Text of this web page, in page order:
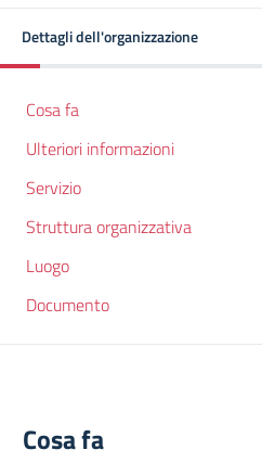
Dettagli dell'organizzazione
Cosa fa
Ulteriori informazioni
Servizio
Struttura organizzativa
Luogo
Documento
Cosa fa